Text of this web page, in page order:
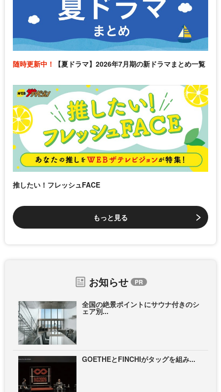
随時更新中！ 【夏ドラマ】2026年7月期の新ドラマまとめ一覧
推したい！フレッシュFACE
もっと見る
お知らせ
全国の絶景ポイントにサウナ付きのシ
ェア別...
GOETHEとFINCHIがタッグを組み...